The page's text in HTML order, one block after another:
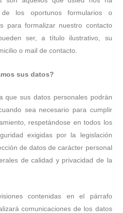
los oportunos formularios o
para formalizar nuestro contacto
ser, a título ilustrativo, su
o mail de contacto.
sus datos?
que sus datos personales podrán
sea necesario para cumplir
respetándose en todos los
exigidas por la legislación
de datos de carácter personal
de calidad y privacidad de la
contenidas en el párrafo
comunicaciones de los datos